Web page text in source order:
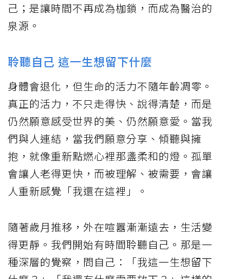
己；是讓時間不再成為枷鎖，而成為醫治的
泉源。
聆聽自己 這一生想留下什麼
身體會退化，但生命的活力不隨年齡凋零。
真正的活力，不只走得快、說得清楚，而是
仍然願意感受世界的美、仍然願意愛。當我
們與人連結，當我們願意分享、傾聽與擁
抱，就像重新點燃心裡那盞柔和的燈。孤單
會讓人老得更快，而被理解、被需要，會讓
人重新感覺「我還在這裡」。
隨著歲月推移，外在喧囂漸漸遠去，生活變
得更靜。我們開始有時間聆聽自己。那是一
種深層的覺察，問自己：「我這一生想留下